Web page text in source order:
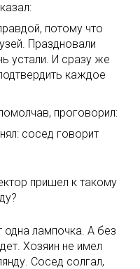
потому что
Праздновали
устали. И сразу же
каждое
проговорил:
сосед говорит
пришел к такому
одна лампочка. А без
Хозяин не имел
Сосед солгал,